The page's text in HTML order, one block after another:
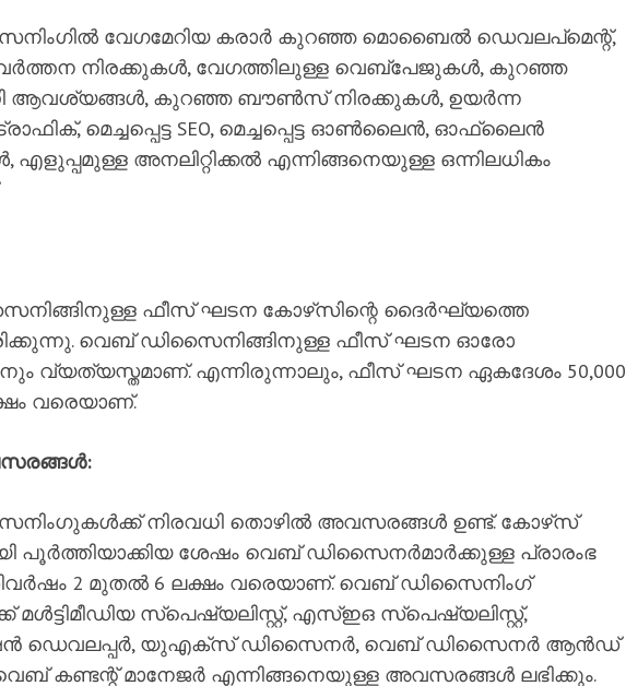
വേഗമേറിയ കരാർ കുറഞ്ഞ മൊബൈൽ ഡെവലപ്‌മെന്റ്,
നിരക്കുകൾ, വേഗത്തിലുള്ള വെബ്‌പേജുകൾ, കുറഞ്ഞ
ആവശ്യങ്ങൾ, കുറഞ്ഞ ബൗൺസ് നിരക്കുകൾ, ഉയർന്ന
മെച്ചപ്പെട്ട SEO, മെച്ചപ്പെട്ട ഓൺലൈൻ, ഓഫ്‌ലൈൻ
അനലിറ്റിക്കൽ എന്നിങ്ങനെയുള്ള ഒന്നിലധികം
ഫീസ് ഘടന കോഴ്‌സിന്റെ ദൈർഘ്യത്തെ
വെബ് ഡിസൈനിങ്ങിനുള്ള ഫീസ് ഘടന ഓരോ
വ്യത്യസ്തമാണ്. എന്നിരുന്നാലും, ഫീസ് ഘടന ഏകദേശം 50,000
വരെയാണ്.
നിരവധി തൊഴിൽ അവസരങ്ങൾ ഉണ്ട്. കോഴ്‌സ്
പൂർത്തിയാക്കിയ ശേഷം വെബ് ഡിസൈനർമാർക്കുള്ള പ്രാരംഭ
2 മുതൽ 6 ലക്ഷം വരെയാണ്. വെബ് ഡിസൈനിംഗ്
മൾട്ടിമീഡിയ സ്പെഷ്യലിസ്റ്റ്, എസ്ഇഒ സ്പെഷ്യലിസ്റ്റ്,
ഡെവലപ്പർ, യുഎക്സ് ഡിസൈനർ, വെബ് ഡിസൈനർ ആൻഡ്
കണ്ടന്റ് മാനേജർ എന്നിങ്ങനെയുള്ള അവസരങ്ങൾ ലഭിക്കും.